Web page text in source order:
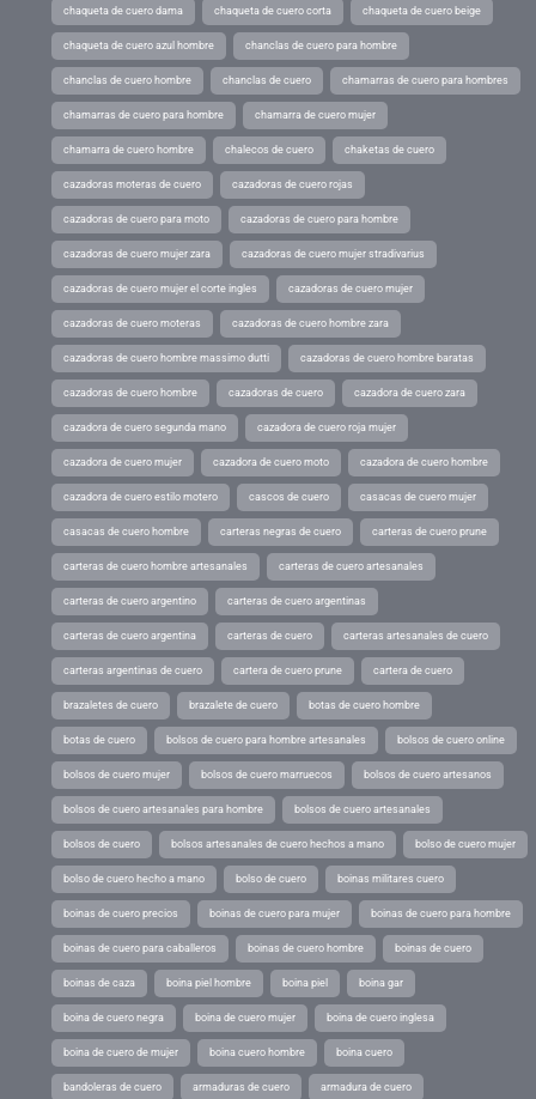
chaqueta de cuero dama chaqueta de cuero corta chaqueta de cuero beige
chaqueta de cuero azul hombre chanclas de cuero para hombre
chanclas de cuero hombre chanclas de cuero chamarras de cuero para hombres
chamarras de cuero para hombre chamarra de cuero mujer
chamarra de cuero hombre chalecos de cuero chaketas de cuero
cazadoras moteras de cuero cazadoras de cuero rojas
cazadoras de cuero para moto cazadoras de cuero para hombre
cazadoras de cuero mujer zara cazadoras de cuero mujer stradivarius
cazadoras de cuero mujer el corte ingles cazadoras de cuero mujer
cazadoras de cuero moteras cazadoras de cuero hombre zara
cazadoras de cuero hombre massimo dutti cazadoras de cuero hombre baratas
cazadoras de cuero hombre cazadoras de cuero cazadora de cuero zara
cazadora de cuero segunda mano cazadora de cuero roja mujer
cazadora de cuero mujer cazadora de cuero moto cazadora de cuero hombre
cazadora de cuero estilo motero cascos de cuero casacas de cuero mujer
casacas de cuero hombre carteras negras de cuero carteras de cuero prune
carteras de cuero hombre artesanales carteras de cuero artesanales
carteras de cuero argentino carteras de cuero argentinas
carteras de cuero argentina carteras de cuero carteras artesanales de cuero
carteras argentinas de cuero cartera de cuero prune cartera de cuero
brazaletes de cuero brazalete de cuero botas de cuero hombre
botas de cuero bolsos de cuero para hombre artesanales bolsos de cuero online
bolsos de cuero mujer bolsos de cuero marruecos bolsos de cuero artesanos
bolsos de cuero artesanales para hombre bolsos de cuero artesanales
bolsos de cuero bolsos artesanales de cuero hechos a mano bolso de cuero mujer
bolso de cuero hecho a mano bolso de cuero boinas militares cuero
boinas de cuero precios boinas de cuero para mujer boinas de cuero para hombre
boinas de cuero para caballeros boinas de cuero hombre boinas de cuero
boinas de caza boina piel hombre boina piel boina gar
boina de cuero negra boina de cuero mujer boina de cuero inglesa
boina de cuero de mujer boina cuero hombre boina cuero
bandoleras de cuero armaduras de cuero armadura de cuero